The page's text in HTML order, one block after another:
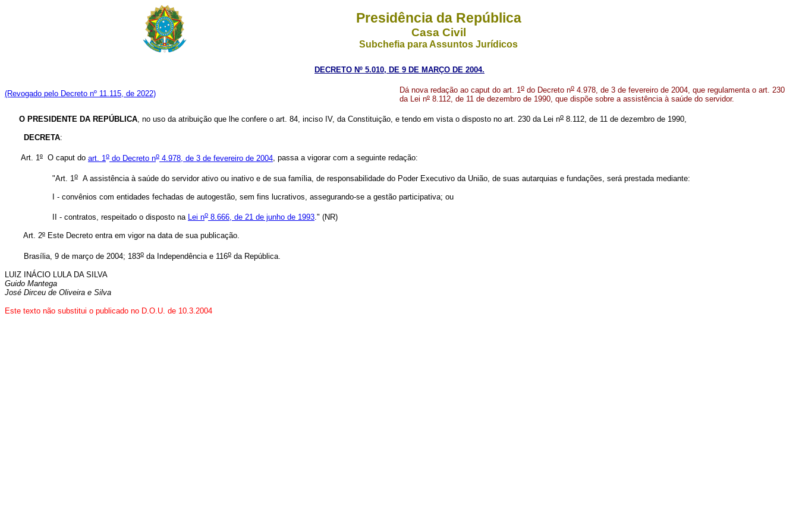
Presidência da República
Casa Civil
Subchefia para Assuntos Jurídicos
DECRETO Nº 5.010, DE 9 DE MARÇO DE 2004.
(Revogado pelo Decreto nº 11.115, de 2022) Dá nova redação ao caput do art. 1o do Decreto no 4.978, de 3 de fevereiro de 2004, que regulamenta o art. 230
da Lei nº 8.112, de 11 de dezembro de 1990, que dispõe sobre a assistência à saúde do servidor.
O PRESIDENTE DA REPÚBLICA, no uso da atribuição que lhe confere o art. 84, inciso IV, da Constituição, e tendo em vista o disposto no art. 230 da Lei no 8.112, de 11 de dezembro de 1990,
DECRETA:
Art. 1º O caput do art. 1o do Decreto no 4.978, de 3 de fevereiro de 2004, passa a vigorar com a seguinte redação:
"Art. 1 o A assistência à saúde do servidor ativo ou inativo e de sua família, de responsabilidade do Poder Executivo da União, de suas autarquias e fundações, será prestada mediante:
I - convênios com entidades fechadas de autogestão, sem fins lucrativos, assegurando-se a gestão participativa; ou
II - contratos, respeitado o disposto na Lei no 8.666, de 21 de junho de 1993." (NR)
Art. 2º Este Decreto entra em vigor na data de sua publicação.
Brasília, 9 de março de 2004; 183o da Independência e 116o da República.
LUIZ INÁCIO LULA DA SILVA
Guido Mantega
José Dirceu de Oliveira e Silva
Este texto não substitui o publicado no D.O.U. de 10.3.2004